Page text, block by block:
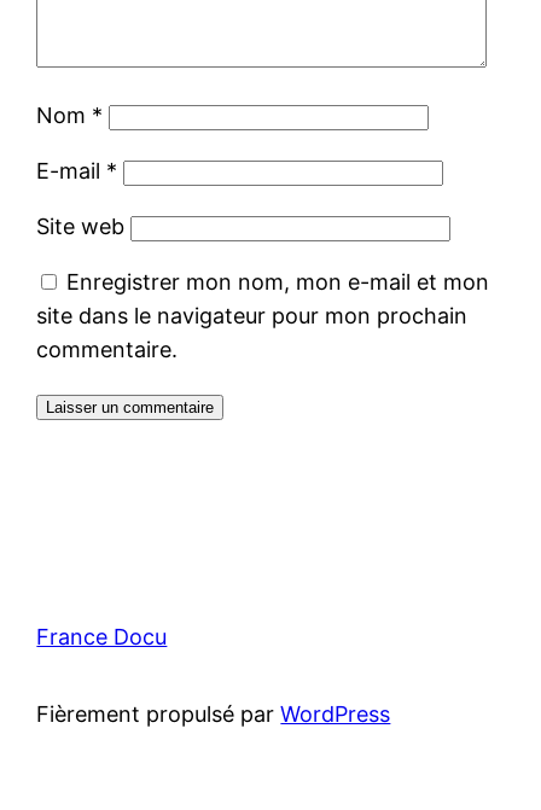
Nom *
E-mail *
Site web
Enregistrer mon nom, mon e-mail et mon
site dans le navigateur pour mon prochain
commentaire.
France Docu
Fièrement propulsé parWordPress